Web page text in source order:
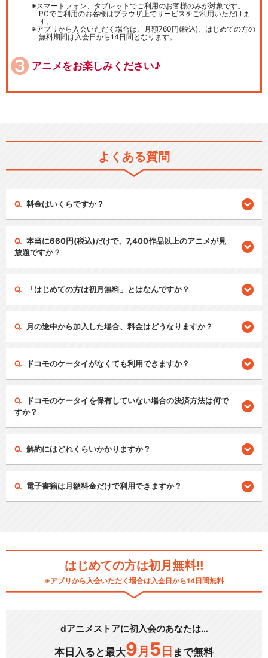
スマートフォン、タブレットでご利用のお客様のみが対象です。
PCでご利用のお客様はブラウザ上でサービスをご利用いただけま
す。
アプリから入会いただく場合は、月額760円(税込)、はじめての方の
無料期間は入会日から14日間となります。
アニメをお楽しみください♪
よくある質問
料金はいくらですか？
本当に660円(税込)だけで、7,400作品以上のアニメが見
放題ですか？
「はじめての方は初月無料」とはなんですか？
月の途中から加入した場合、料金はどうなりますか？
ドコモのケータイがなくても利用できますか？
ドコモのケータイを保有していない場合の決済方法は何で
すか？
解約にはどれくらいかかりますか？
電子書籍は月額料金だけで利用できますか？
はじめての方は初月無料!!
※アプリから入会いただく場合は入会日から14日間無料
dアニメストアに初入会のあなたは…
本日入ると最大9 月 5 日 まで無料